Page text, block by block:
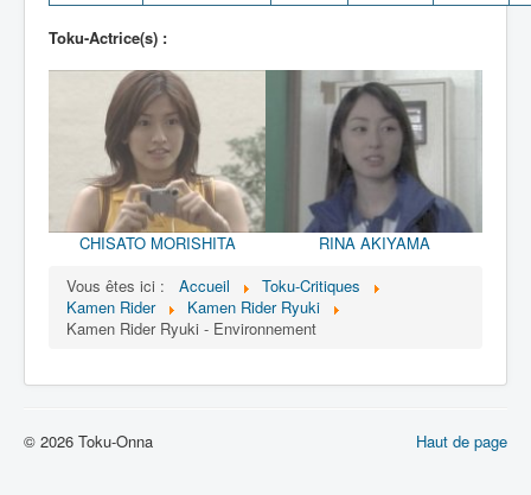
Toku-Actrice(s) :
CHISATO MORISHITA
RINA AKIYAMA
Vous êtes ici :
Accueil
Toku-Critiques
Kamen Rider
Kamen Rider Ryuki
Kamen Rider Ryuki - Environnement
Haut de page
© 2026 Toku-Onna